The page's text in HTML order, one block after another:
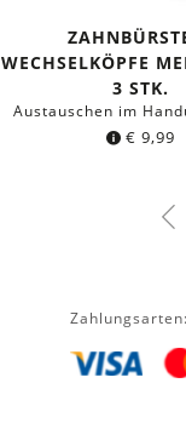
WECHSELKÖPFE
3 STK.
Austauschen im
€ 9,99
Zahlungsarten: